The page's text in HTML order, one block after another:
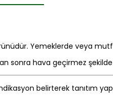
Yemeklerde veya
sonra hava geçirmez
belirterek tanıtım